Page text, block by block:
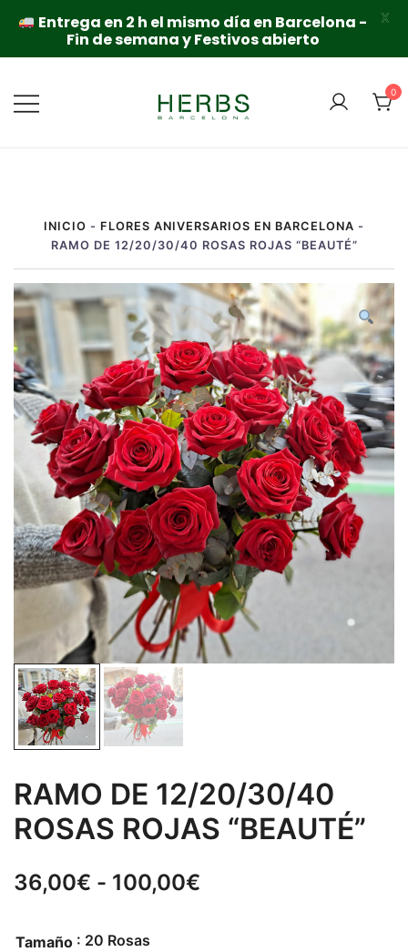
contenido
0
INICIO - FLORES ANIVERSARIOS EN BARCELONA -
RAMO DE 12/20/30/40 ROSAS ROJAS “BEAUTÉ”
RAMO DE 12/20/30/40
ROSAS ROJAS “BEAUTÉ”
36,00€ - 100,00€
Tamaño : 20 Rosas
Entrega en 2 h el mismo día en Barcelona -
Fin de semana y Festivos abierto
X